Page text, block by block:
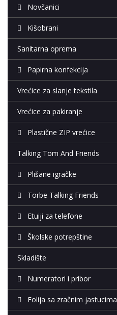
Novčanici
Kišobrani
Sanitarna oprema
Papirna konfekcija
Vrećice za slanje tekstila
Vrećice za pakiranje
Plastične ZIP vrećice
Talking Tom And Friends
Plišane igračke
Torbe Talking Friends
Etuiji za telefone
Školske potrepštine
Skladište
Numeratori i pribor
Folija sa zračnim jastucima